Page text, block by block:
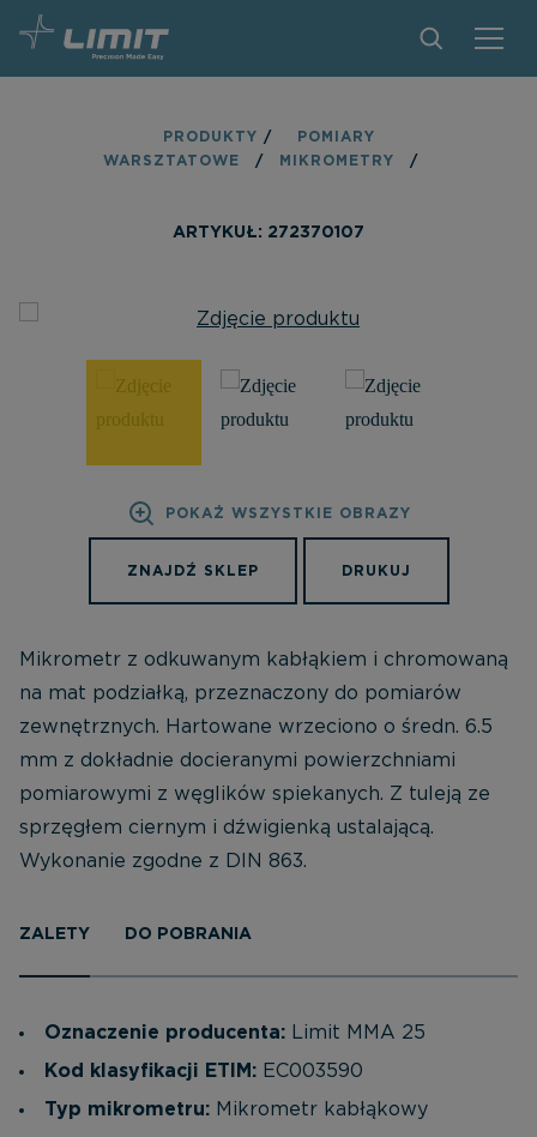
PRODUKTY
ZOSTAŃ PARTNEREM
O MARCE LIMIT
PLIKI DO POBRANIA
PRODUKTY /
POMIARY
WARSZTATOWE
/ MIKROMETRY /
ARTYKUŁ: 272370107
POKAŻ WSZYSTKIE OBRAZY
ZNAJDŹ SKLEP DRUKUJ
Mikrometr z odkuwanym kabłąkiem i chromowaną
na mat podziałką, przeznaczony do pomiarów
zewnętrznych. Hartowane wrzeciono o średn. 6.5
mm z dokładnie docieranymi powierzchniami
pomiarowymi z węglików spiekanych. Z tuleją ze
sprzęgłem ciernym i dźwigienką ustalającą.
Wykonanie zgodne z DIN 863.
ZALETY DO POBRANIA
Oznaczenie producenta: Limit MMA 25
Kod klasyfikacji ETIM: EC003590
Typ mikrometru: Mikrometr kabłąkowy